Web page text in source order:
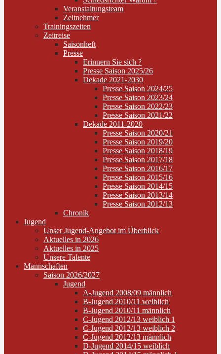
Veranstaltungsteam
Zeitnehmer
Trainingszeiten
Zeitreise
Saisonheft
Presse
Erinnern Sie sich ?
Presse Saison 2025/26
Dekade 2021-2030
Presse Saison 2024/25
Presse Saison 2023/24
Presse Saison 2022/23
Presse Saison 2021/22
Dekade 2011-2020
Presse Saison 2020/21
Presse Saison 2019/20
Presse Saison 2018/19
Presse Saison 2017/18
Presse Saison 2016/17
Presse Saison 2015/16
Presse Saison 2014/15
Presse Saison 2013/14
Presse Saison 2012/13
Chronik
Jugend
Unser Jugend-Angebot im Überblick
Aktuelles in 2026
Aktuelles in 2025
Unsere Talente
Mannschaften
Saison 2026/2027
Jugend
A-Jugend 2008/09 männlich
B-Jugend 2010/11 weiblich
B-Jugend 2010/11 männlich
C-Jugend 2012/13 weiblich 1
C-Jugend 2012/13 weiblich 2
C-Jugend 2012/13 männlich
D-Jugend 2014/15 weiblich